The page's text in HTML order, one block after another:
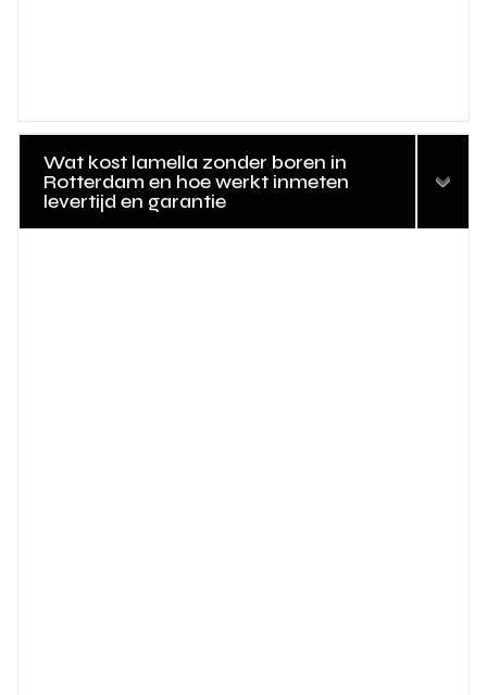
Wat kost lamella zonder boren in
Rotterdam en hoe werkt inmeten
levertijd en garantie